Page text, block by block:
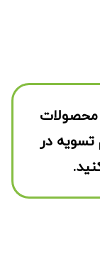
محصولات
تسویه در